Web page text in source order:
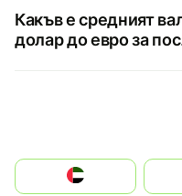
Какъв е средният
долар до евро за
الإمارات العربية المتحدة